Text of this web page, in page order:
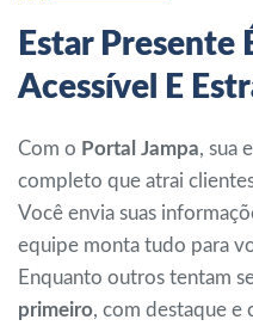
Estar Presente
Acessível E
Com o Portal Jampa, sua
completo que atrai
Você envia suas
equipe monta tudo para
Enquanto outros tentam
primeiro, com destaque e